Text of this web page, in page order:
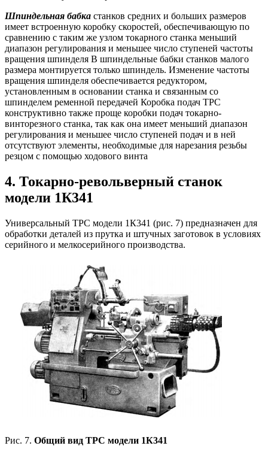
Шпиндельная бабка станков средних и больших размеров
имеет встроенную коробку скоростей, обеспечивающую по
сравнению с таким же узлом токарного станка меньший
диапазон регулирования и меньшее число ступеней частоты
вращения шпинделя В шпиндельные бабки станков малого
размера монтируется только шпиндель. Изменение частоты
вращения шпинделя обеспечивается редуктором,
установленным в основании станка и связанным со
шпинделем ременной передачей Коробка подач ТРС
конструктивно также проще коробки подач токарно-
винторезного станка, так как она имеет меньший диапазон
регулирования и меньшее число ступеней подач и в ней
отсутствуют элементы, необходимые для нарезания резьбы
резцом с помощью ходового винта
4. Токарно-револьверный станок
модели 1К341
Универсальный ТРС модели 1К341 (рис. 7) предназначен для
обработки деталей из прутка и штучных заготовок в условиях
серийного и мелкосерийного производства.
Рис. 7. Общий вид ТРС модели 1К341